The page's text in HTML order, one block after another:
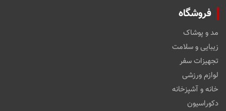
فروشگاه
مد و پوشاک
زیبایی و سلامت
تجهیزات سفر
لوازم ورزشی
خانه و آشپزخانه
دکوراسیون